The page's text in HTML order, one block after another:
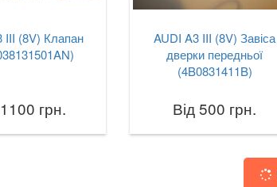
III (8V) Клапан
грн.
AUDI A3 III (8V) Завіса
дверки передньої
(4B0831411B)
Від 500 грн.